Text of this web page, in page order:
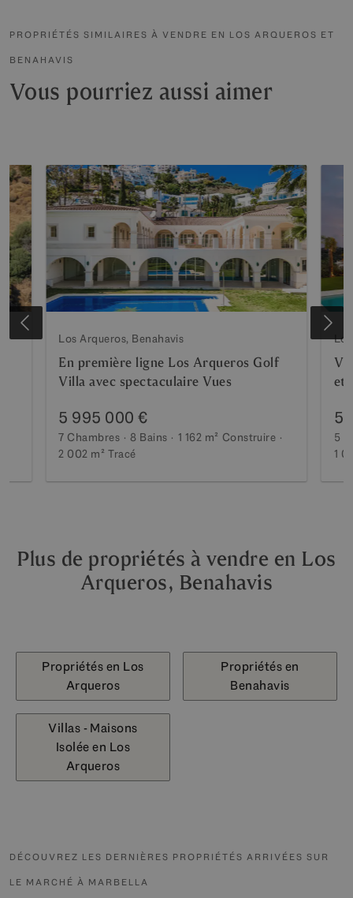
PROPRIÉTÉS SIMILAIRES À VENDRE EN LOS ARQUEROS ET
BENAHAVIS
Vous pourriez aussi aimer
Los Arqueros, Benahavis
En première ligne Los Arqueros Golf
Villa avec spectaculaire Vues
5 995 000 €
7 Chambres 8 Bains 1 162 m² Construire
2 002 m² Tracé
et
5
5
1
Plus de propriétés à vendre en Los
Arqueros, Benahavis
Propriétés en Los
Arqueros
Propriétés en
Benahavis
Villas - Maisons
Isolée en Los
Arqueros
DÉCOUVREZ LES DERNIÈRES PROPRIÉTÉS ARRIVÉES SUR
LE MARCHÉ À MARBELLA